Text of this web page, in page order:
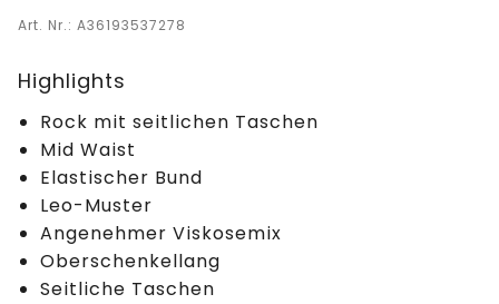
Art. Nr.: A36193537278
Highlights
Rock mit seitlichen Taschen
Mid Waist
Elastischer Bund
Leo-Muster
Angenehmer Viskosemix
Oberschenkellang
Seitliche Taschen